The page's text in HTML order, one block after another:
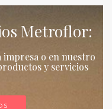
Metroflor:
impresa o en nuestro
y servicios